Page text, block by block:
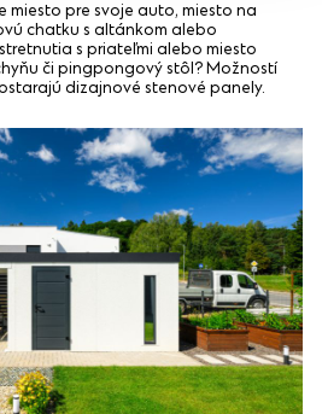
miesto pre svoje auto, miesto na
chatku s altánkom alebo
s priateľmi alebo miesto
či pingpongový stôl? Možností
dizajnové stenové panely.